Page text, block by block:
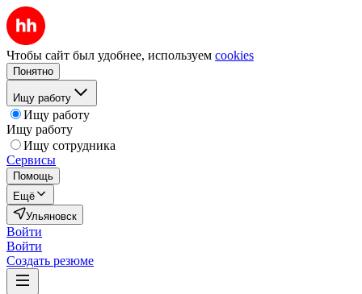
Чтобы сайт был удобнее, используем cookies
Понятно
Ищу работу
Ищу работу
Ищу работу
Ищу сотрудника
Сервисы
Помощь
Ещё
Ульяновск
Войти
Войти
Создать резюме